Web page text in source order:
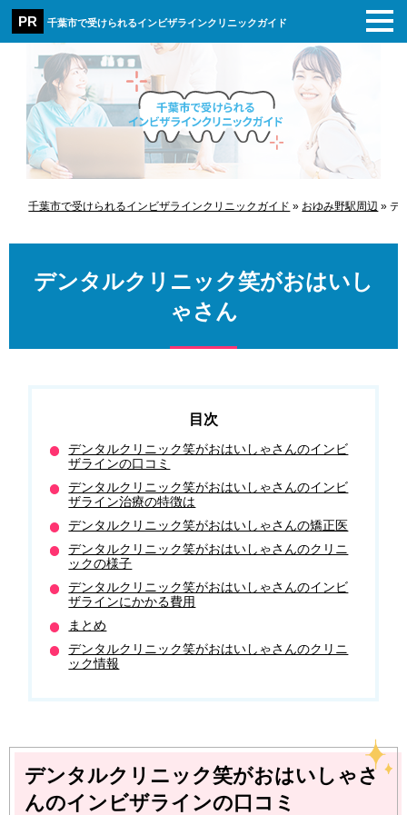
千葉市で受けられるインビザラインクリニックガイド
千葉市で受けられるインビザラインクリニックガイド » おゆみ野駅周辺 »デ
デンタルクリニック笑がおはいし
ゃさん
デンタルクリニック笑がおはいしゃさんのインビ
ザラインの口コミ
デンタルクリニック笑がおはいしゃさんのインビ
ザライン治療の特徴は
デンタルクリニック笑がおはいしゃさんの矯正医
デンタルクリニック笑がおはいしゃさんのクリニ
ックの様子
デンタルクリニック笑がおはいしゃさんのインビ
ザラインにかかる費用
まとめ
デンタルクリニック笑がおはいしゃさんのクリニ
ック情報
デンタルクリニック笑がおはいしゃさ
んのインビザラインの口コミ